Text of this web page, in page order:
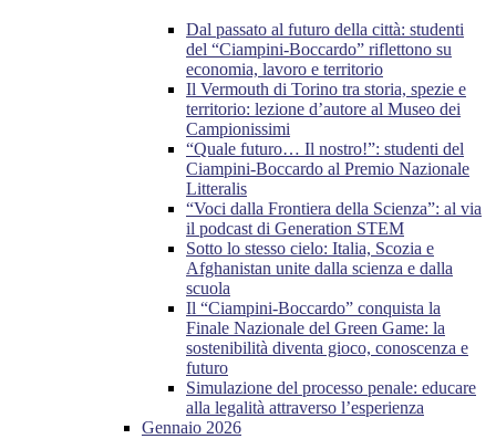
Dal passato al futuro della città: studenti
del “Ciampini-Boccardo” riflettono su
economia, lavoro e territorio
Il Vermouth di Torino tra storia, spezie e
territorio: lezione d’autore al Museo dei
Campionissimi
“Quale futuro… Il nostro!”: studenti del
Ciampini-Boccardo al Premio Nazionale
Litteralis
“Voci dalla Frontiera della Scienza”: al via
il podcast di Generation STEM
Sotto lo stesso cielo: Italia, Scozia e
Afghanistan unite dalla scienza e dalla
scuola
Il “Ciampini-Boccardo” conquista la
Finale Nazionale del Green Game: la
sostenibilità diventa gioco, conoscenza e
futuro
Simulazione del processo penale: educare
alla legalità attraverso l’esperienza
Gennaio 2026